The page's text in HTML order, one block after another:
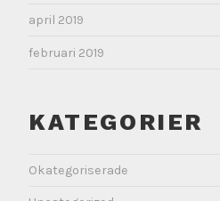
april 2019
februari 2019
KATEGORIER
Okategoriserade